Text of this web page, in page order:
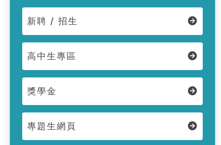
新聘 / 招生
高中生專區
獎學金
專題生網頁